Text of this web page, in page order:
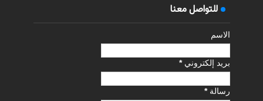
للتواصل معنا
الاسم
بريد إلكتروني*
رسالة*